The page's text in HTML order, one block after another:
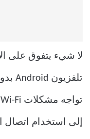
لا شيء يتفوق على
إلى استخدام اتصال